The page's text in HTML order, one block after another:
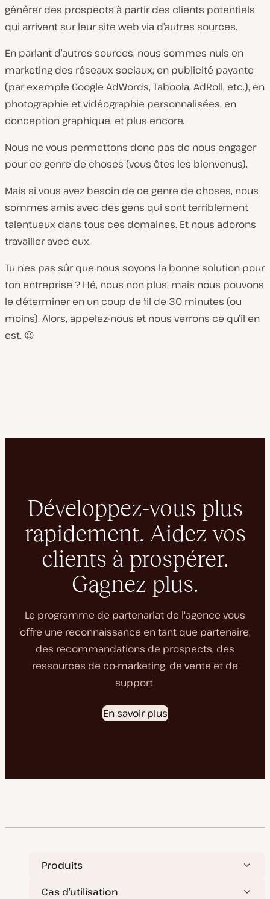
générer des prospects à partir des clients potentiels
qui arrivent sur leur site web via d’autres sources.
En parlant d’autres sources, nous sommes nuls en
marketing des réseaux sociaux, en publicité payante
(par exemple Google AdWords, Taboola, AdRoll, etc.), en
photographie et vidéographie personnalisées, en
conception graphique, et plus encore.
Nous ne vous permettons donc pas de nous engager
pour ce genre de choses (vous êtes les bienvenus).
Mais si vous avez besoin de ce genre de choses, nous
sommes amis avec des gens qui sont terriblement
talentueux dans tous ces domaines. Et nous adorons
travailler avec eux.
Tu n’es pas sûr que nous soyons la bonne solution pour
ton entreprise ? Hé, nous non plus, mais nous pouvons
le déterminer en un coup de fil de 30 minutes (ou
moins). Alors, appelez-nous et nous verrons ce qu’il en
est. 😉
Développez-vous plus
rapidement. Aidez vos
clients à prospérer.
Gagnez plus.
Le programme de partenariat de l'agence vous
offre une reconnaissance en tant que partenaire,
des recommandations de prospects, des
ressources de co-marketing, de vente et de
support.
En savoir plus
Produits
Cas d’utilisation